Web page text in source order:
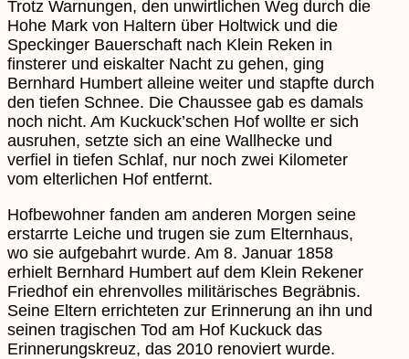
Trotz Warnungen, den unwirtlichen Weg durch die
Hohe Mark von Haltern über Holtwick und die
Speckinger Bauerschaft nach Klein Reken in
finsterer und eiskalter Nacht zu gehen, ging
Bernhard Humbert alleine weiter und stapfte durch
den tiefen Schnee. Die Chaussee gab es damals
noch nicht. Am Kuckuck’schen Hof wollte er sich
ausruhen, setzte sich an eine Wallhecke und
verfiel in tiefen Schlaf, nur noch zwei Kilometer
vom elterlichen Hof entfernt.
Hofbewohner fanden am anderen Morgen seine
erstarrte Leiche und trugen sie zum Elternhaus,
wo sie aufgebahrt wurde. Am 8. Januar 1858
erhielt Bernhard Humbert auf dem Klein Rekener
Friedhof ein ehrenvolles militärisches Begräbnis.
Seine Eltern errichteten zur Erinnerung an ihn und
seinen tragischen Tod am Hof Kuckuck das
Erinnerungskreuz, das 2010 renoviert wurde.